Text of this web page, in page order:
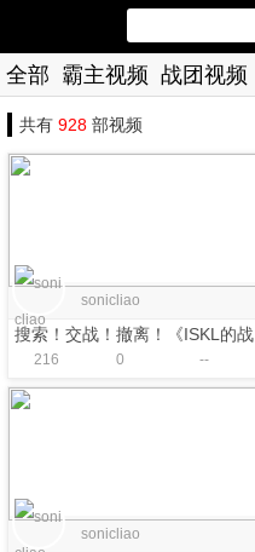
全部 霸主视频 战团视频
共有 928 部视频
sonicliao
搜索！交战！撤离！《ISKL的战
争掠夺》带你体验硬核的骑砍2战
利品搜刮！
216 0 --
sonicliao